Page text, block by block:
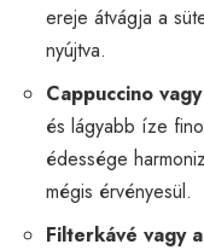
ereje átvágja a
nyújtva.
Cappuccino
és lágyabb íze
édessége
mégis érvényesül.
Filterkávé vagy